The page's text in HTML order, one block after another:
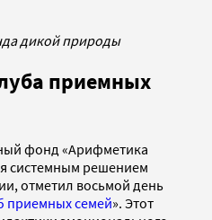
дикой природы
приемных
фонд «Арифметика
системным решением
отметил восьмой день
приемных семей». Этот